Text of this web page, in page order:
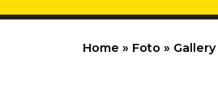
Home » Foto » Gallery